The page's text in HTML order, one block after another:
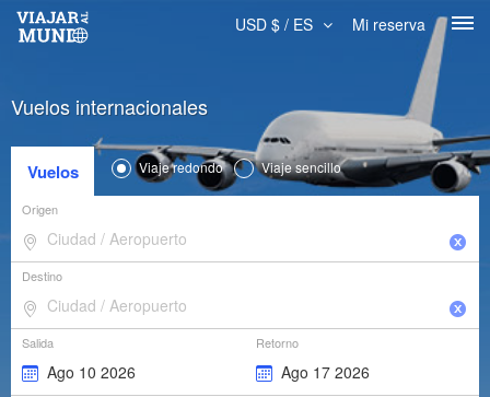
USD $ / ES Mi reserva
Vuelos internacionales
Vuelos Viaje redondo Viaje sencillo
Origen
Destino
Salida Retorno